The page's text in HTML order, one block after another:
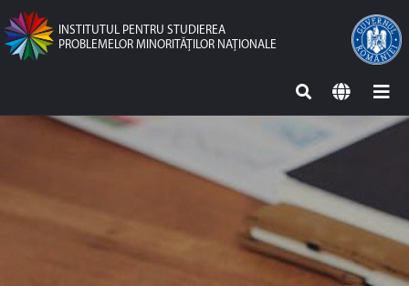
INSTITUTUL PENTRU STUDIEREA
PROBLEMELOR MINORITĂŢILOR NAŢIONALE